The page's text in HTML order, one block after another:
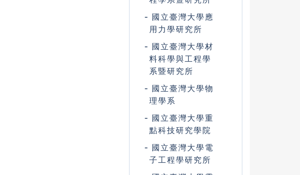
國立臺灣大學應
用力學研究所
國立臺灣大學材
料科學與工程學
系暨研究所
國立臺灣大學物
理學系
國立臺灣大學重
點科技研究學院
國立臺灣大學電
子工程學研究所